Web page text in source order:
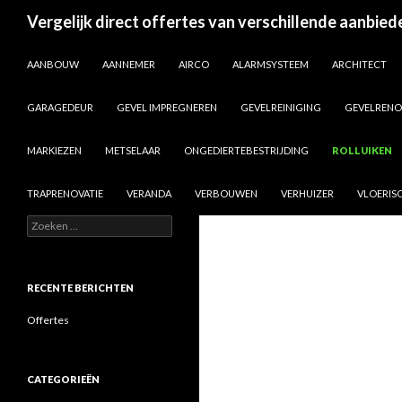
Vergelijk direct offertes van verschillende
AANBOUW
AANNEMER AIRCO ALARMSYSTEEM ARCHITECT
GARAGEDEUR GEVEL IMPREGNEREN GEVELREINIGING
MARKIEZEN METSELAAR ONGEDIERTEBESTRIJDING ROLLUIKEN
TRAPRENOVATIE VERANDA VERBOUWEN VERHUIZER
Zoeken
naar:
RECENTE BERICHTEN
Offertes
CATEGORIEËN